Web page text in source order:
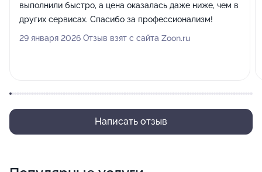
выполнили быстро, а цена оказалась даже ниже, чем в
других сервисах. Спасибо за профессионализм!
29 января 2026 Отзыв взят с сайта Zoon.ru
Написать отзыв